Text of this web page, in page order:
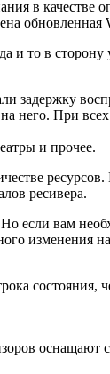
в
обновленная
и то в
задержку
него. При
и прочее.
ресивера.
если вам
изменения
состояния,
оснащают